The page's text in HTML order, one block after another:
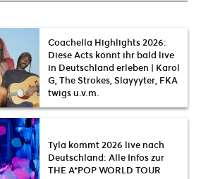
Coachella Highlights 2026:
Diese Acts könnt ihr bald live
in Deutschland erleben | Karol
G, The Strokes, Slayyyter, FKA
twigs u.v.m.
Tyla kommt 2026 live nach
Deutschland: Alle Infos zur
THE A*POP WORLD TOUR